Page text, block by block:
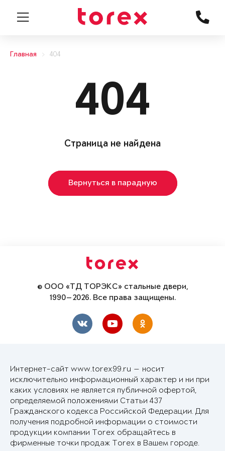
Главная 404
404
Страница не найдена
Вернуться в парадную
© ООО «ТД ТОРЭКС» стальные двери,
1990—2026. Все права защищены.
Интернет-сайт www.torex99.ru — носит
исключительно информационный характер и ни при
каких условиях не является публичной офертой,
определяемой положениями Статьи 437
Гражданского кодекса Российской Федерации. Для
получения подробной информации о стоимости
продукции компании Torex обращайтесь в
фирменные точки продаж Torex в Вашем городе.